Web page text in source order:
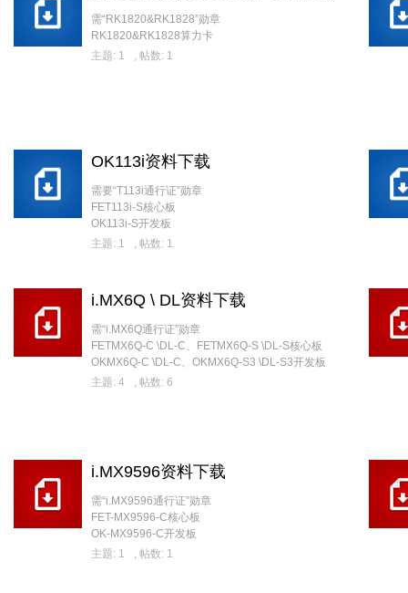
需“RK1820&RK1828”勋章
RK1820&RK1828算力卡
主题: 1
, 帖数: 1
OK113i资料下载
需要“T113i通行证”勋章
FET113i-S核心板
OK113i-S开发板
主题: 1
, 帖数: 1
i.MX6Q \ DL资料下载
需“i.MX6Q通行证”勋章
FETMX6Q-C \DL-C、FETMX6Q-S \DL-S核心板
OKMX6Q-C \DL-C、OKMX6Q-S3 \DL-S3开发板
主题: 4
, 帖数: 6
i.MX9596资料下载
需“i.MX9596通行证”勋章
FET-MX9596-C核心板
OK-MX9596-C开发板
主题: 1
, 帖数: 1